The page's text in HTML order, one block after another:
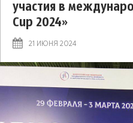
участия в
Cup 2024»
21 ИЮНЯ 2024